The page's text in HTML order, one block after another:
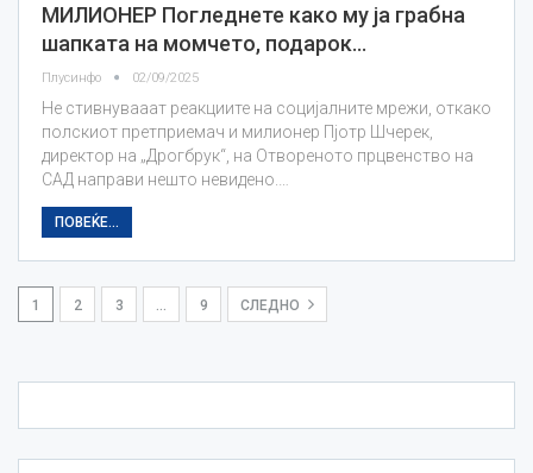
МИЛИОНЕР Погледнете како му ја грабна
шапката на момчето, подарок…
Плусинфо 02/09/2025
Не стивнувааат реакциите на социјалните мрежи, откако
полскиот претприемач и милионер Пјотр Шчерек,
директор на „Дрогбрук“, на Отвореното прцвенство на
САД направи нешто невидено.…
ПОВЕЌЕ...
1 2 3 9 СЛЕДНО